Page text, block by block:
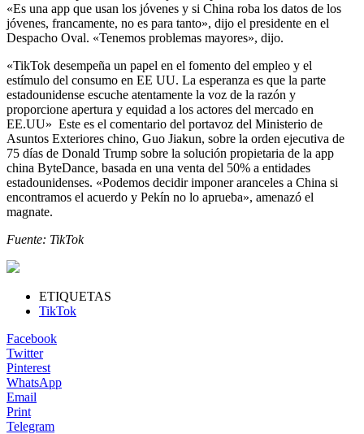
«Es una app que usan los jóvenes y si China roba los datos de los
jóvenes, francamente, no es para tanto», dijo el presidente en el
Despacho Oval. «Tenemos problemas mayores», dijo.
«TikTok desempeña un papel en el fomento del empleo y el
estímulo del consumo en EE UU. La esperanza es que la parte
estadounidense escuche atentamente la voz de la razón y
proporcione apertura y equidad a los actores del mercado en
EE.UU» Este es el comentario del portavoz del Ministerio de
Asuntos Exteriores chino, Guo Jiakun, sobre la orden ejecutiva de
75 días de Donald Trump sobre la solución propietaria de la app
china ByteDance, basada en una venta del 50% a entidades
estadounidenses. «Podemos decidir imponer aranceles a China si
encontramos el acuerdo y Pekín no lo aprueba», amenazó el
magnate.
Fuente: TikTok
ETIQUETAS
TikTok
Facebook
Twitter
Pinterest
WhatsApp
Email
Print
Telegram